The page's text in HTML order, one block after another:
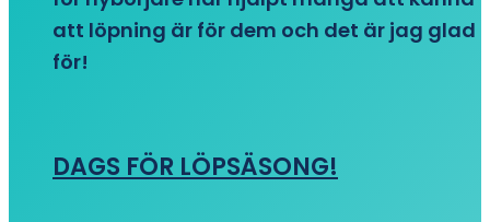
att löpning är för dem och det är jag glad
för!
DAGS FÖR LÖPSÄSONG!